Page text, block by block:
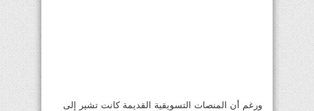
ورغم أن المنصات التسويقية القديمة كانت تشير إلى